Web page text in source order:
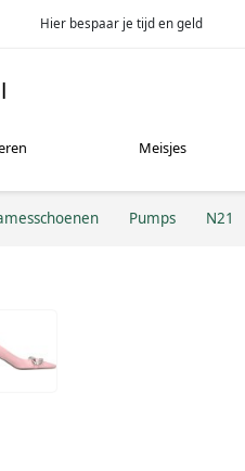
Hier bespaar je tijd en geld
Meisjes
Pumps N21